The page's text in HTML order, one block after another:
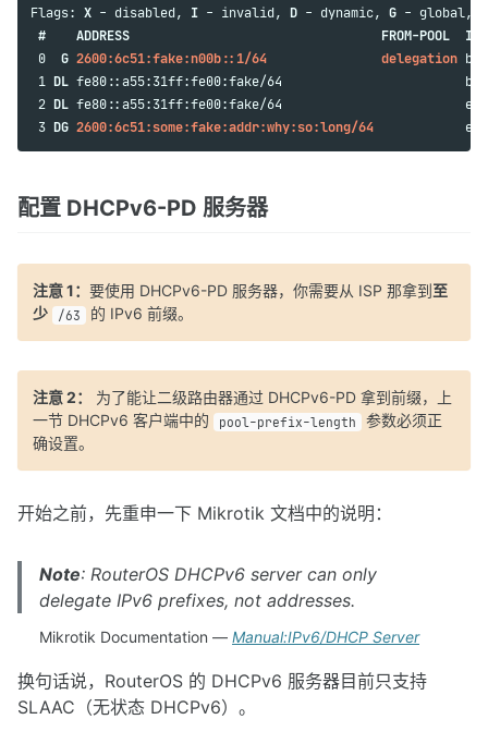
Flags: X - disabled, I - invalid, D - dynamic, G - global,
#    ADDRESS                                 FROM-POOL
0
G 2600:6c51:fake:n00b::1/64 delegation
1 DL fe80::a55:31ff:fe00:fake/64
2 DL fe80::a55:31ff:fe00:fake/64
3 DG 2600:6c51:some:fake:addr:why:so:long/64
配置 DHCPv6-PD 服务器
注意 1： 要使用 DHCPv6-PD 服务器，你需要从 ISP 那拿到至
少
/63 的 IPv6 前缀。
注意 2：
为了能让二级路由器通过 DHCPv6-PD 拿到前缀，上
一节 DHCPv6 客户端中的
pool-prefix-length 参数必须正
确设置。
开始之前，先重申一下 Mikrotik 文档中的说明：
Note: RouterOS DHCPv6 server can only
delegate IPv6 prefixes, not addresses.
Mikrotik Documentation — Manual:IPv6/DHCP Server
换句话说，RouterOS 的 DHCPv6 服务器目前只支持
SLAAC（无状态 DHCPv6）。